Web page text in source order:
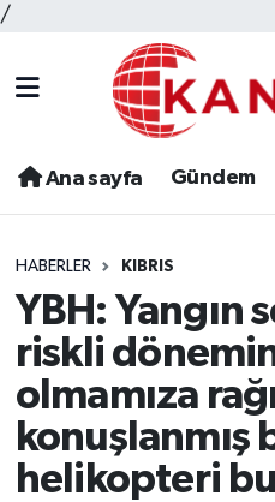
/
Ana sayfa Gündem
HABERLER KIBRIS
YBH: Yangın
riskli
olmamıza
konuşlanmış
helikopteri